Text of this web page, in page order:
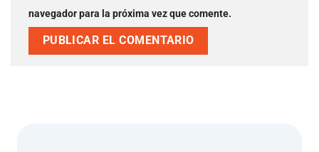
navegador para la próxima vez que comente.